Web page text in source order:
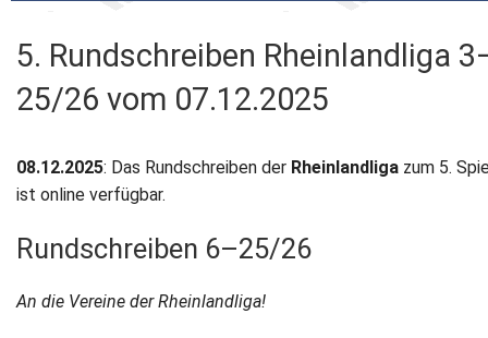
Schachjugend
5. Rundschreiben Rheinlandliga
25/26 vom 07.12.2025
08.12.2025: Das Rundschreiben der Rheinlandliga zum 5.
ist online verfügbar.
Rundschreiben 6–25/26
An die Vereine der Rheinlandliga!